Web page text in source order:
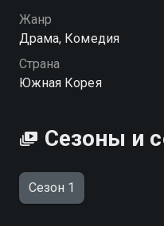
Посмотреть онлайн 1
шоу вы можете
HD качестве на
Жанр
Драма, Комедия
Страна
Южная Корея
Сезоны и
Сезон 1